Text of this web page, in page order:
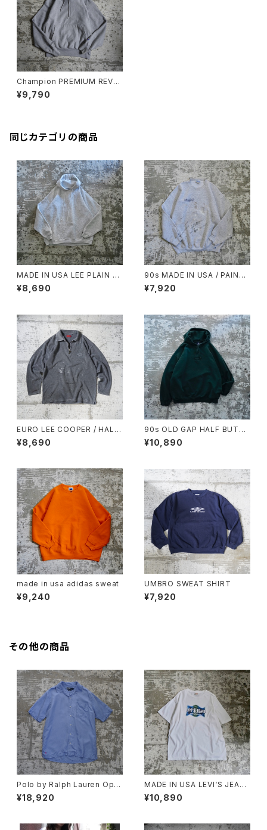
Champion PREMIUM REVE
RSE WEAVE
¥9,790
同じカテゴリの商品
MADE IN USA LEE PLAIN S
WEAT HOODIE
¥8,690
90s MADE IN USA / PAINTE
D SWEAT
¥7,920
EURO LEE COOPER / HALF
ZIP TOP
¥8,690
90s OLD GAP HALF BUTT
ON SWEAT HOODIE
¥10,890
made in usa adidas sweat
¥9,240
UMBRO SWEAT SHIRT
¥7,920
その他の商品
Polo by Ralph Lauren Ope
n Collar Shirt "CALDWELL"
¥18,920
MADE IN USA LEVI‘S JEAN
S TEE
¥10,890